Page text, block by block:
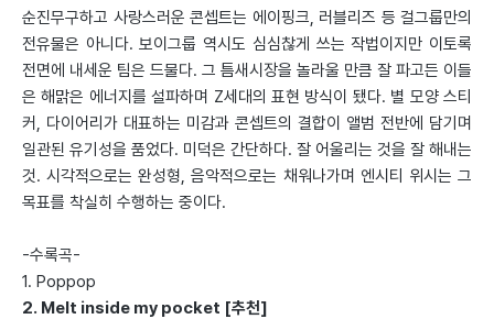
순진무구하고 사랑스러운 콘셉트는 에이핑크, 러블리즈 등 걸그룹만의
전유물은 아니다. 보이그룹 역시도 심심찮게 쓰는 작법이지만 이토록
전면에 내세운 팀은 드물다. 그 틈새시장을 놀라울 만큼 잘 파고든 이들
은 해맑은 에너지를 설파하며 Z세대의 표현 방식이 됐다. 별 모양 스티
커, 다이어리가 대표하는 미감과 콘셉트의 결합이 앨범 전반에 담기며
일관된 유기성을 품었다. 미덕은 간단하다. 잘 어울리는 것을 잘 해내는
것. 시각적으로는 완성형, 음악적으로는 채워나가며 엔시티 위시는 그
목표를 착실히 수행하는 중이다.
-수록곡-
1. Poppop
2. Melt inside my pocket [추천]